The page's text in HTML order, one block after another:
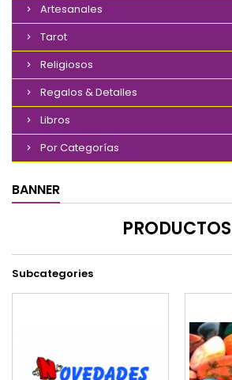
Artesanales
Tarot
Religiosos
Regalos & Detalles
Libros
Por Categorías
BANNER
PRODUCTOS
Subcategories